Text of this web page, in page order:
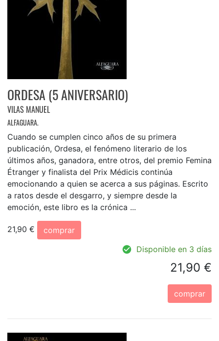
ORDESA (5 ANIVERSARIO)
VILAS MANUEL
ALFAGUARA.
Cuando se cumplen cinco años de su primera
publicación, Ordesa, el fenómeno literario de los
últimos años, ganadora, entre otros, del premio Femina
Étranger y finalista del Prix Médicis continúa
emocionando a quien se acerca a sus páginas. Escrito
a ratos desde el desgarro, y siempre desde la
emoción, este libro es la crónica ...
21,90 €
comprar
Disponible en 3 días
21,90 €
comprar